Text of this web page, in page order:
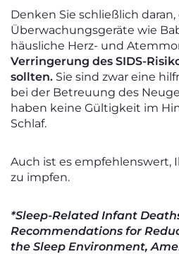
Denken Sie schließlich daran,
Überwachungsgeräte wie
häusliche Herz- und
Verringerung des SIDS-
sollten. Sie sind zwar eine
bei der Betreuung des
haben keine Gültigkeit im
Schlaf.
Auch ist es empfehlenswert,
zu impfen.
*Sleep-Related Infant
Recommendations for
the Sleep Environment,